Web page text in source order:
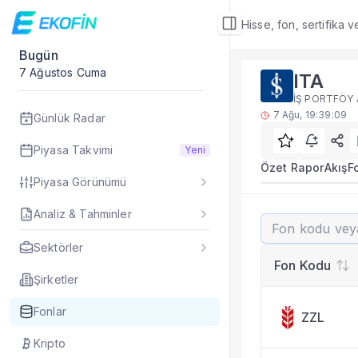
Hisse, fon, sertifika
Bugün
7 Ağustos Cuma
Günlük Radar
Piyasa Takvimi Yeni
Piyasa Görünümü
Analiz & Tahminler
Sektörler
Şirketler
Fonlar
Kripto
Fon Detay
Rakip Analizi
ITA benzer
ITA fonu rakip
TEFAS ITA fonu
Fon verileri hangi
ITA fonunu diğer
Evet. Fon detay
Fon Detay— İlgili
Fon Portföyü
ITA
İŞ PORTFÖY
7 Ağu, 19:39:09
Özet RaporAkış
ITA
Fon Kodu
ZZL